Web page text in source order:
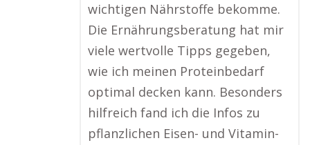
wichtigen Nährstoffe bekomme.
Die Ernährungsberatung hat mir
viele wertvolle Tipps gegeben,
wie ich meinen Proteinbedarf
optimal decken kann. Besonders
hilfreich fand ich die Infos zu
pflanzlichen Eisen- und Vitamin-